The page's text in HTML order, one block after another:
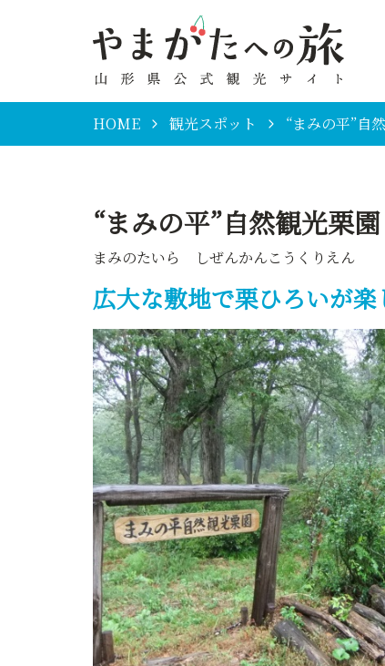
HOME 観光スポット “まみの平”自
“まみの平”自然観光栗園
まみのたいら しぜんかんこうくりえん
広大な敷地で栗ひろいが